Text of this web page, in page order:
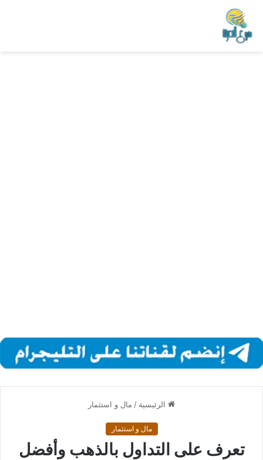
الرئيسية / مال و استثمار
مال و استثمار
تعرف على التداول بالذهب وأفضل